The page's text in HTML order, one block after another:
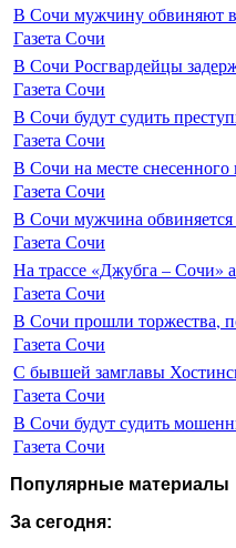
В Сочи мужчину обвиняют в
Газета Сочи
В Сочи Росгвардейцы
Газета Сочи
В Сочи будут судить
Газета Сочи
В Сочи на месте
Газета Сочи
В Сочи мужчина
Газета Сочи
На трассе «Джубга – Сочи»
Газета Сочи
В Сочи прошли торжества,
Газета Сочи
С бывшей замглавы
Газета Сочи
В Сочи будут судить
Газета Сочи
Популярные материалы
За сегодня: